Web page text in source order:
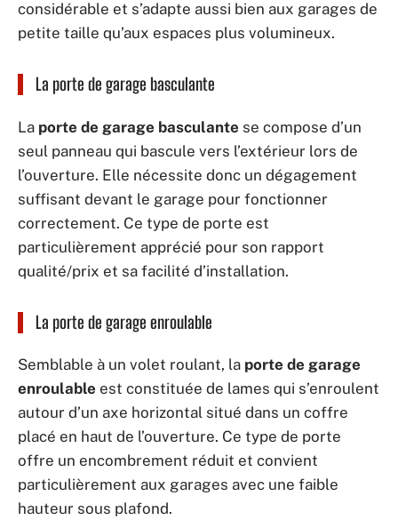
considérable et s’adapte aussi bien aux garages de
petite taille qu’aux espaces plus volumineux.
La porte de garage basculante
La porte de garage basculante se compose d’un
seul panneau qui bascule vers l’extérieur lors de
l’ouverture. Elle nécessite donc un dégagement
suffisant devant le garage pour fonctionner
correctement. Ce type de porte est
particulièrement apprécié pour son rapport
qualité/prix et sa facilité d’installation.
La porte de garage enroulable
Semblable à un volet roulant, la porte de garage
enroulable est constituée de lames qui s’enroulent
autour d’un axe horizontal situé dans un coffre
placé en haut de l’ouverture. Ce type de porte
offre un encombrement réduit et convient
particulièrement aux garages avec une faible
hauteur sous plafond.